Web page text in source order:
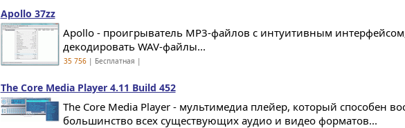
Apollo 37zz
Apollo - проигрыватель MP3-файлов с интуитивным
декодировать WAV-файлы...
35 756| Бесплатная |
The Core Media Player 4.11 Build 452
The Core Media Player - мультимедиа плейер, который способен
большинство всех существующих аудио и видео форматов...